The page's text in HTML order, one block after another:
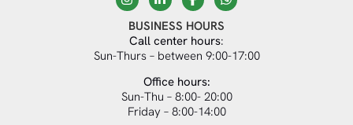
BUSINESS HOURS
Call center hours:
Sun-Thurs – between 9:00-17:00
Office hours:
Sun-Thu – 8:00- 20:00
Friday – 8:00-14:00